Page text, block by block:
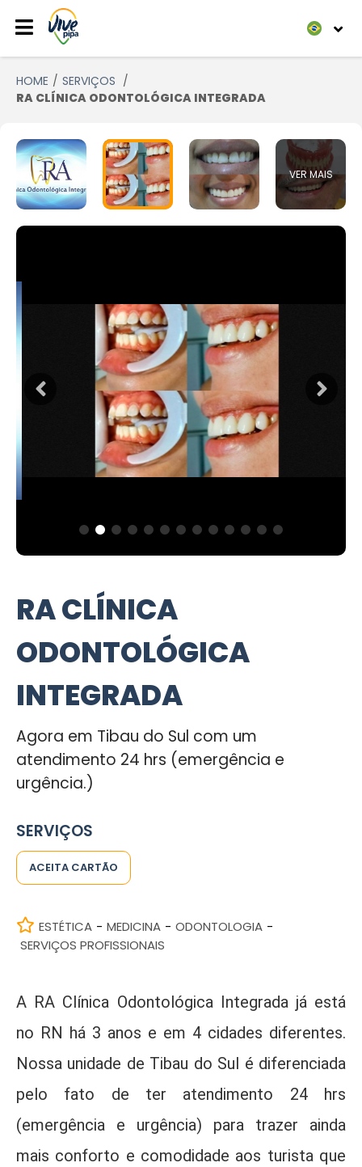
HOME
SERVIÇOS
RA CLÍNICA ODONTOLÓGICA INTEGRADA
VER MAIS
RA CLÍNICA
ODONTOLÓGICA
INTEGRADA
Agora em Tibau do Sul com um
atendimento 24 hrs (emergência e
urgência.)
SERVIÇOS
ACEITA CARTÃO
ESTÉTICA - MEDICINA - ODONTOLOGIA -
SERVIÇOS PROFISSIONAIS
A RA Clínica Odontológica Integrada já está
no RN há 3 anos e em 4 cidades diferentes.
Nossa unidade de Tibau do Sul é diferenciada
pelo fato de ter atendimento 24 hrs
(emergência e urgência) para trazer ainda
mais conforto e comodidade aos turista que